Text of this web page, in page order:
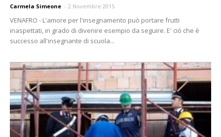
Carmela Simeone - 2 Novembre 2015
VENAFRO - L'amore per l'insegnamento può portare frutti
inaspettati, in grado di divenire esempio da seguire. E' ciò che è
successo all'insegnante di scuola...